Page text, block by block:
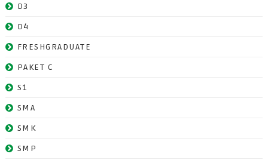
D3
D4
FRESHGRADUATE
PAKET C
S1
SMA
SMK
SMP